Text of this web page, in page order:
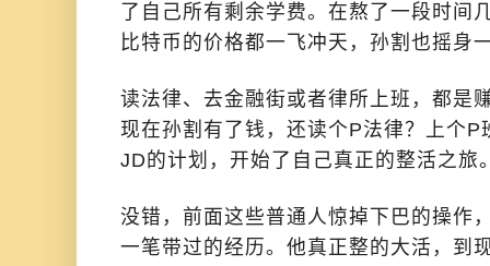
了自己所有剩余学费。在熬了一段时间
比特币的价格都一飞冲天，孙割也摇身
读法律、去金融街或者律所上班，都是
现在孙割有了钱，还读个P法律？上个
JD的计划，开始了自己真正的整活之旅
没错，前面这些普通人惊掉下巴的操作
一笔带过的经历。他真正整的大活，到